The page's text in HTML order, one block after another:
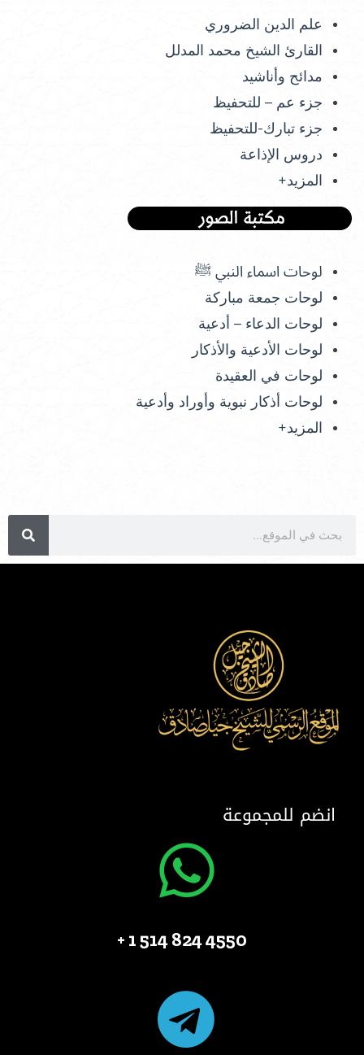
علم الدين الضروري
القارئ الشيخ محمد المدلل
مدائح وأناشيد
جزء عم – للتحفيظ
جزء تبارك-للتحفيظ
دروس الإذاعة
المزيد+
لوحات اسماء النبي ﷺ
لوحات جمعة مباركة
لوحات الدعاء – أدعية
لوحات الأدعية والأذكار
لوحات في العقيدة
لوحات أذكار نبوية وأوراد وأدعية
المزيد+
انضم للمجموعة
4550 824 514 1 +